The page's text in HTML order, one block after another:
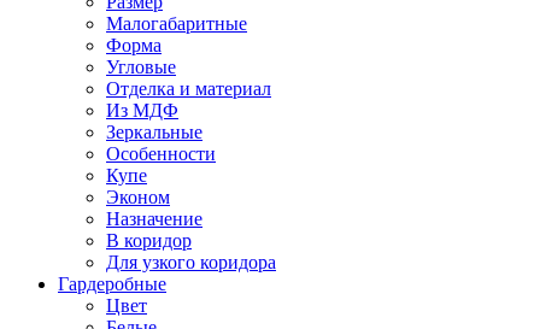
Малогабаритные
Форма
Угловые
Отделка и материал
Из МДФ
Зеркальные
Особенности
Купе
Эконом
Назначение
В коридор
Для узкого коридора
Гардеробные
Цвет